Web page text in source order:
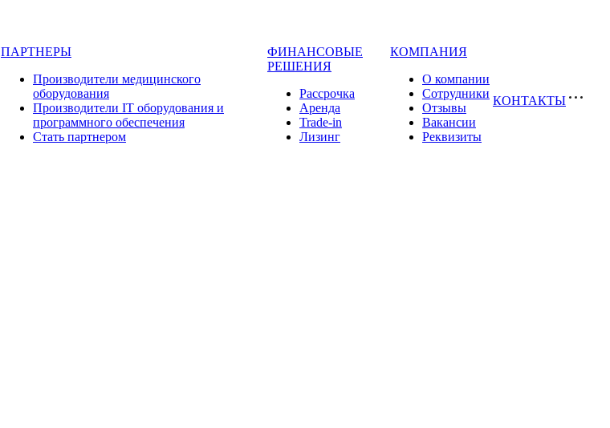
ПАРТНЕРЫ
Производители медицинского
оборудования
Производители IT оборудования и
программного обеспечения
Стать партнером
ФИНАНСОВЫЕ
РЕШЕНИЯ
Рассрочка
Аренда
Trade-in
Лизинг
КОМПАНИЯ
О компании
Сотрудники
Отзывы
Вакансии
Реквизиты
КОНТАКТЫ